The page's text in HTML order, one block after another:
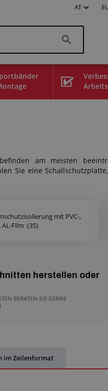
AT
am meisten
Sie eine
mit PVC-,
AL-Film (35)
herstellen oder
BERATEN SIE GERNE
im Zeilenformat